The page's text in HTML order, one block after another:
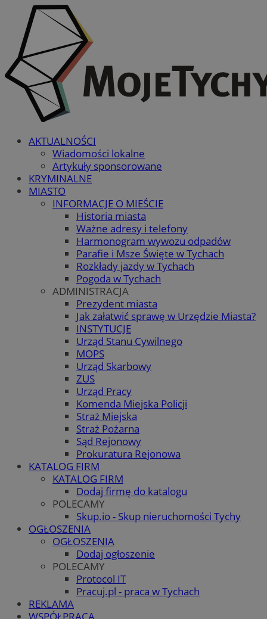
AKTUALNOŚCI
Wiadomości lokalne
Artykuły sponsorowane
KRYMINALNE
MIASTO
INFORMACJE O MIEŚCIE
Historia miasta
Ważne adresy i telefony
Harmonogram wywozu odpadów
Parafie i Msze Święte w Tychach
Rozkłady jazdy w Tychach
Pogoda w Tychach
ADMINISTRACJA
Prezydent miasta
Jak załatwić sprawę w Urzędzie Miasta?
INSTYTUCJE
Urząd Stanu Cywilnego
MOPS
Urząd Skarbowy
ZUS
Urząd Pracy
Komenda Miejska Policji
Straż Miejska
Straż Pożarna
Sąd Rejonowy
Prokuratura Rejonowa
KATALOG FIRM
KATALOG FIRM
Dodaj firmę do katalogu
POLECAMY
Skup.io - Skup nieruchomości Tychy
OGŁOSZENIA
OGŁOSZENIA
Dodaj ogłoszenie
POLECAMY
Protocol IT
Pracuj.pl - praca w Tychach
REKLAMA